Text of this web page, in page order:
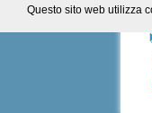
Questo sito web utilizza